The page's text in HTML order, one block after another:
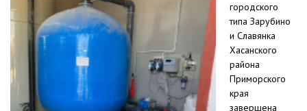
городского
типа Зарубино
и Славянка
Хасанского
района
Приморского
края
завершена